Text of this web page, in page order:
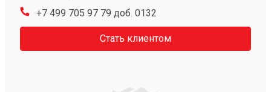
+7 499 705 97 79 доб. 0132
Стать клиентом